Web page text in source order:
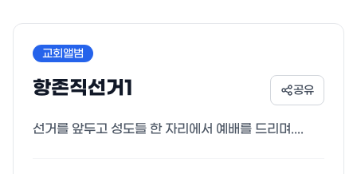
교회앨범
항존직선거1 공유
선거를 앞두고 성도들 한 자리에서 예배를 드리며....